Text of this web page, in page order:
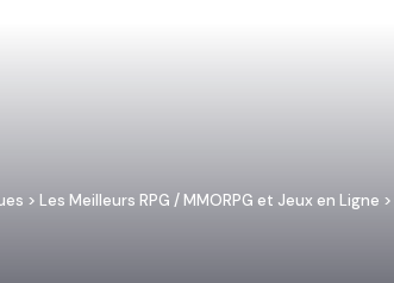
> Les Meilleurs RPG / MMORPG et Jeux en Ligne >